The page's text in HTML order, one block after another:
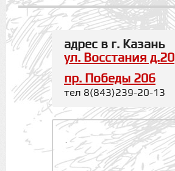
адрес в г. Казань
ул. Восстания д.20
пр. Победы 206
тел 8(843)239-20-13
.